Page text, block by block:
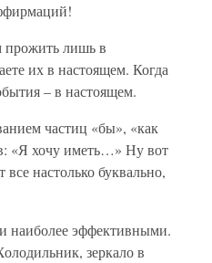
лишь в
их в настоящем. Когда
– в настоящем.
частиц «бы», «как
«Я хочу иметь…» Ну вот
настолько буквально,
наиболее эффективными.
зеркало в